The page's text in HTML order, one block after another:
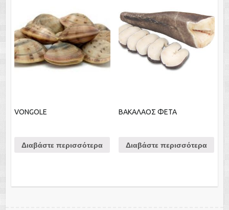
VONGOLE
Διαβάστε περισσότερα
ΒΑΚΑΛΑΟΣ ΦΕΤΑ
Διαβάστε περισσότερα